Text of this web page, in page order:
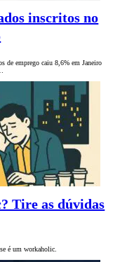
inscritos no
de emprego caiu 8,6% em Janeiro
Tire as dúvidas
é um workaholic.